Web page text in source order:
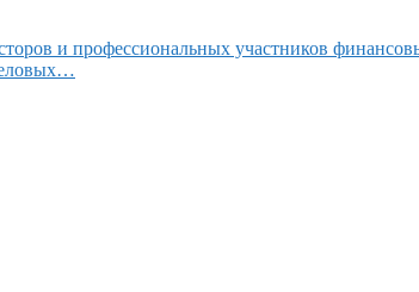
и профессиональных участников